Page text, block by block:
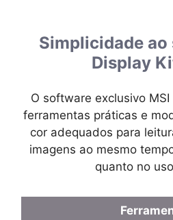
Simplicidade ao
Display
O software exclusivo
ferramentas práticas e
cor adequados para
imagens ao mesmo
quanto no